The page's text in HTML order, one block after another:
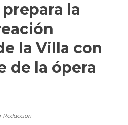
la
la Villa con
de la ópera
Redacción